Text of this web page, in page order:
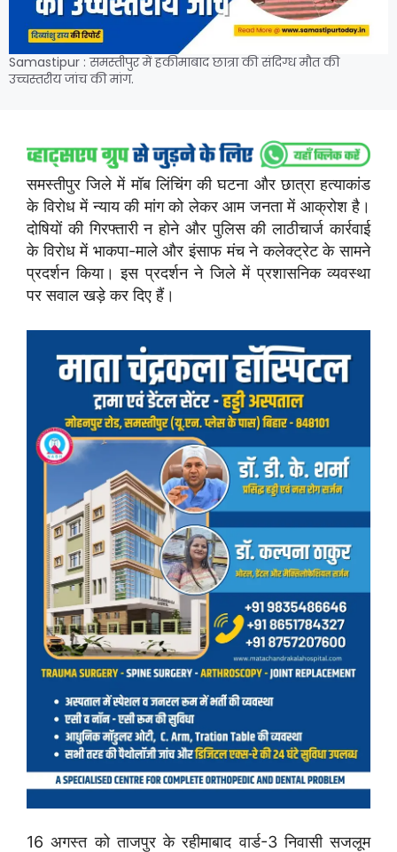
Samastipur : समस्तीपुर में हकीमाबाद छात्रा की संदिग्ध मौत की
उच्चस्तरीय जांच की मांग.
समस्तीपुर जिले में मॉब लिंचिंग की घटना और छात्रा हत्याकांड
के विरोध में न्याय की मांग को लेकर आम जनता में आक्रोश है।
दोषियों की गिरफ्तारी न होने और पुलिस की लाठीचार्ज कार्रवाई
के विरोध में भाकपा-माले और इंसाफ मंच ने कलेक्ट्रेट के सामने
प्रदर्शन किया। इस प्रदर्शन ने जिले में प्रशासनिक व्यवस्था
पर सवाल खड़े कर दिए हैं।
16 अगस्त को ताजपुर के रहीमाबाद वार्ड-3 निवासी सजलूम